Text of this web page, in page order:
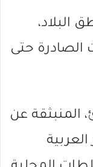
البلاد،
الصادرة حتى
المنبثقة عن
العربية